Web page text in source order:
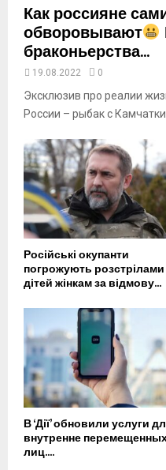
Как россияне
обворовывают
браконьерства...
19.08.2022 0
Эксклюзив про реалии
России – рыбак с Камчатки
Російські окупанти
погрожують розстрілами
дітей жінкам за відмову...
В ‘Дії’ обновили услуги
внутренне
лиц....